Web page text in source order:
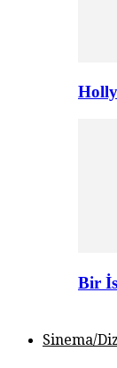
Bir
Sinema/